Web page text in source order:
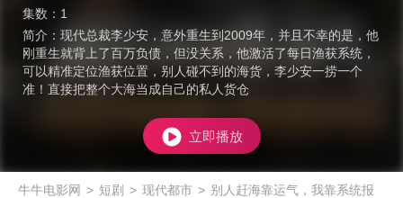
集数： 1
简介： 现代总裁李少安，意外重生到2009年，并且不幸的是，他
刚重生就背上了百万负债，但没关系，他激活了每日渔获系统，
可以精准定位渔获位置，别人碰不到的海货，李少安一捞一个
准！直接把整个大海当成自己的私人货仓
立即播放
牛牛电影网 > 短剧 > 现代都市 > 别人赶海靠运气，我靠系统报